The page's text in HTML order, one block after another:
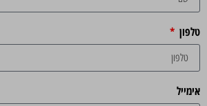
טלפון
אימייל